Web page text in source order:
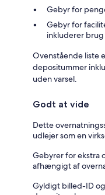
Gebyr for
Gebyr for
inkluderer
Ovenstående liste
depositummer
uden varsel.
Godt at vide
Dette
udlejer som en
Gebyrer for ekstra
afhængigt af
Gyldigt billed-ID